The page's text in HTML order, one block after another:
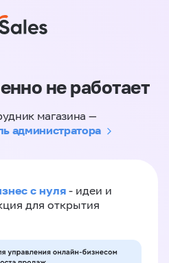
не работает
магазина —
администратора
с нуля - идеи и
для открытия